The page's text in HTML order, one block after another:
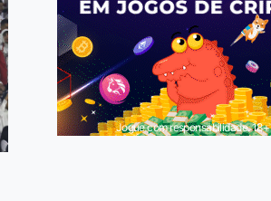
Jogue com responsabilidade. 18+